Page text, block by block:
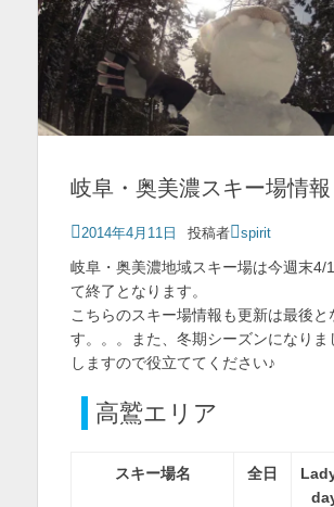
岐阜・奥美濃スキー場情報
投
日
2014年4月11日 投稿者 spirit
岐阜・奥美濃地域スキー場は今週末4/
て終了となります。
こちらのスキー場情報も更新は最後と
す。。。また、冬期シーズンになりま
しますので役立ててください♪
高鷲エリア
スキー場名 全日